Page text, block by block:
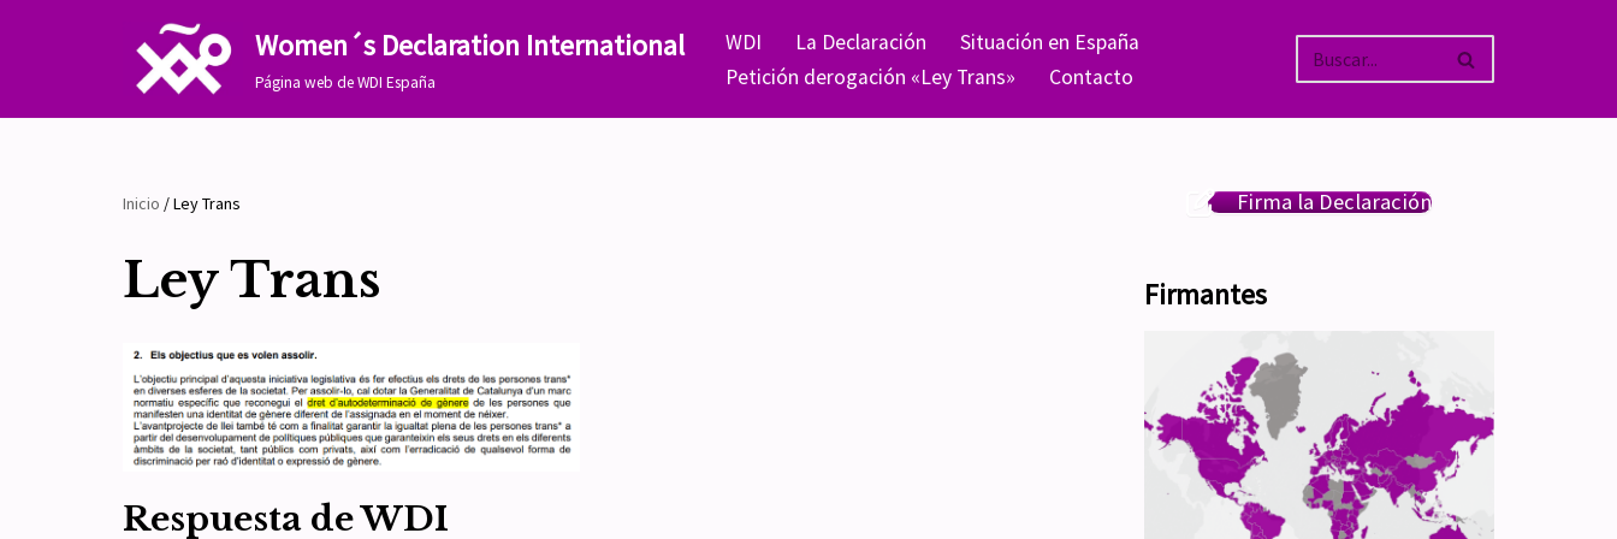
Women´s Declaration International
Página web de WDI España
WDI La Declaración
Situación en España
Petición derogación «Ley Trans»
Contacto
Inicio /Ley Trans
Ley Trans
Respuesta de WDI
Firma la Declaración
Firmantes